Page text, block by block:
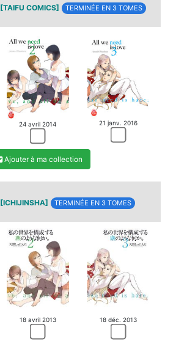
[TAIFU COMICS] TERMINÉE EN 3 TOMES
24 avril 2014 21 janv. 2016
Ajouter à ma collection
[ICHIJINSHA] TERMINÉE EN 3 TOMES
18 avril 2013 18 déc. 2013